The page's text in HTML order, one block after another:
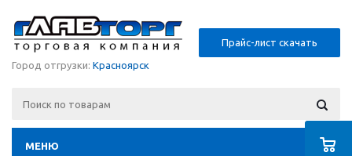
Прайс-лист скачать
Город отгрузки: Красноярск
МЕНЮ